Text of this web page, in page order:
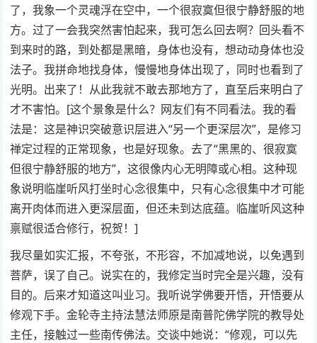
了，我象一个灵魂浮在空中，一个很寂寞但很宁静舒服的地
方。过了一会我突然害怕起来，我可怎么回去啊？回头看不
到来时的路，到处都是黑暗，身体也没有，想动动身体也没
法子。我拼命地找身体，慢慢地身体出现了，同时也看到了
光明。出来了！从此我就不敢去那地方了，直至后来明白了
才不害怕。[这个景象是什么？网友们有不同看法。我的看
法是：这是神识突破意识层进入“另一个更深层次”，是修习
禅定过程的正常现象，也是好现象。去了“黑黑的、很寂寞
但很宁静舒服的地方”，这很像内心无明障或心相。这种现
象说明临崖听风打坐时心念很集中，只有心念很集中才可能
离开肉体而进入更深层面，但还未到达底蕴。临崖听风这种
禀赋很适合修行，祝贺！]
我尽量如实汇报，不夸张，不形容，不加减地说，以免遇到
菩萨，误了自己。说实在的，我修定当时完全是兴趣，没有
目的。后来才知道这叫业习。我听说学佛要开悟，开悟要从
修观下手。金轮寺主持法慧法师原是南普陀佛学院的教导处
主任，接触过一些南传佛法。交谈中她说：“修观，可以先